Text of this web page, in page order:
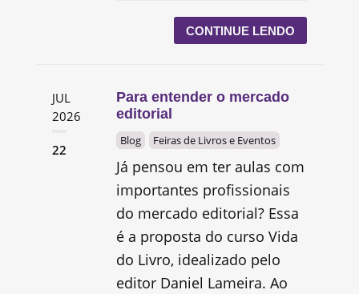
CONTINUE LENDO
JUL
2026
22
Para entender o mercado
editorial
Blog Feiras de Livros e Eventos
Já pensou em ter aulas com
importantes profissionais
do mercado editorial? Essa
é a proposta do curso Vida
do Livro, idealizado pelo
editor Daniel Lameira. Ao